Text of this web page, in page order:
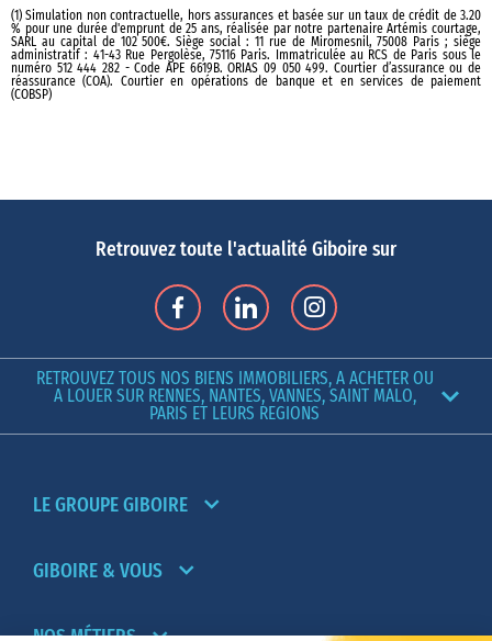
lieux culturels, la ville attire chaque année de plus en plus
d’habitants. Labellisée ville d’art et d’histoire, Rennes attire
chaque année de nombreux touristes séduits par son patrimoine
médiéval unique. Quant au
Si vous envisagezd’acheter un appartement à Rennes, la première
logement est : « dans quel quartier s’installer ? » En effet, les
critères à prendre en compte sont multiples : l’accessibilité, le
transports en commun, la présence d’activités et de loisirs, les
lieux de culture, les bars et les restaurants.
son histoire et son identité propre.
Si vous travaillez dans l’hypercentre, que vous aimez faire du
(1) Simulation non contractuelle, hors assurances et basée sur un taux de crédit de 3.20
% pour une durée d'emprunt de 25 ans, réalisée par notre partenaire Artémis courtage,
SARL au capital de 102 500€. Siège social : 11 rue de Miromesnil, 75008 Paris ; siège
administratif : 41-43 Rue Pergolèse, 75116 Paris. Immatriculée au RCS de Paris sous le
numéro 512 444 282 - Code APE 6619B. ORIAS 09 050 499. Courtier d’assurance ou de
réassurance (COA). Courtier en opérations de banque et en services de paiement
(COBSP)
Retrouvez toute l'actualité Giboire sur
RETROUVEZ TOUS NOS BIENS IMMOBILIERS, A ACHETER OU
A LOUER SUR RENNES, NANTES, VANNES, SAINT MALO,
PARIS ET LEURS REGIONS
LE GROUPE GIBOIRE
GIBOIRE & VOUS